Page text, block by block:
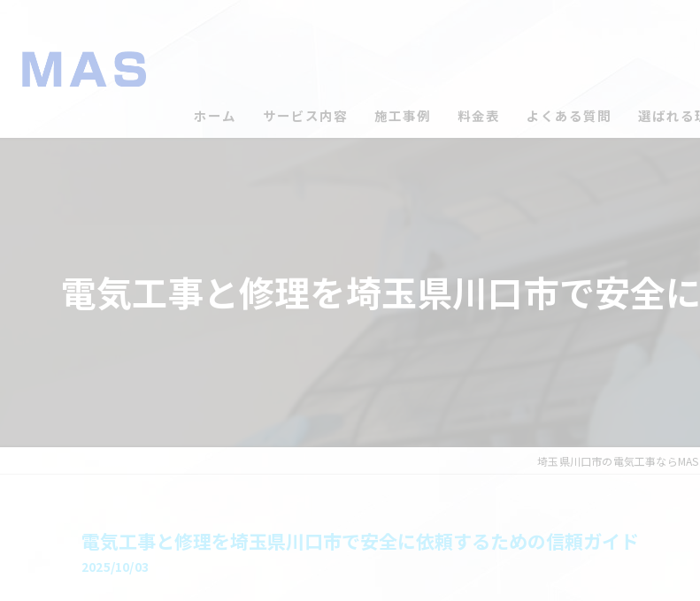
ホーム サービス内容 施工事例 料金表 よくある質問 選ばれる
電気工事と修理を埼玉県川口市で安全
埼玉県川口市の電気工事ならMAS
電気工事と修理を埼玉県川口市で安全に依頼するための信頼ガイド
2025/10/03